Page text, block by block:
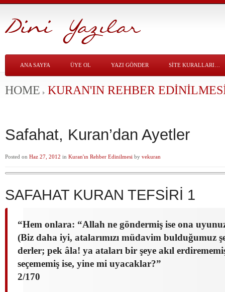
ANA SAYFA ÜYE OL YAZI GÖNDER SITE KURALLARI…
HOME KURAN'IN REHBER
Safahat, Kuran’dan Ayetler
Posted on Haz 27, 2012 in Kuran'ın Rehber Edinilmesi by vekuran
SAFAHAT KURAN TEFSİRİ 1
“Hem onlara: “Allah ne göndermiş ise ona
(Biz daha iyi, atalarımızı müdavim bulduğumuz
derler; pek âla! ya ataları bir şeye akıl
seçememiş ise, yine mi uyacaklar?”
2/170